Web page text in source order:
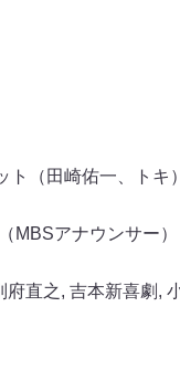
（田崎佑一、トキ）
MBSアナウンサー）
府直之, 吉本新喜劇 ,